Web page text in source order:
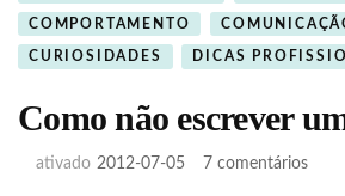
COMPORTAMENTO
CURIOSIDADES DICAS
Como não escrever
ativado 2012-07-05 7 comentáriosem